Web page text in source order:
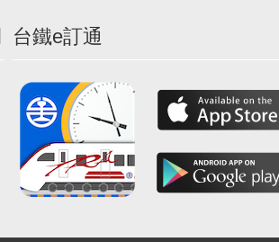
台鐵e訂通